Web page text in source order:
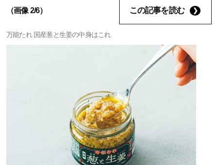
（画像 2/6） この記事を読む
万能たれ 国産葱と生姜の中身はこれ